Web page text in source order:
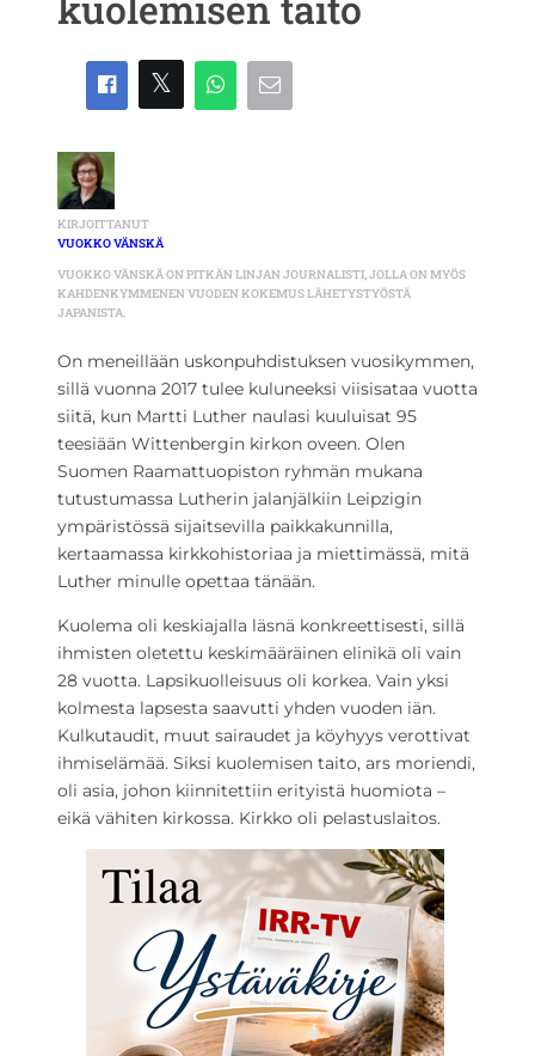
KIRJOITTANUT
VUOKKO VÄNSKÄ
VUOKKO VÄNSKÄ ON PITKÄN LINJAN JOURNALISTI, JOLLA ON MYÖS
KAHDENKYMMENEN VUODEN KOKEMUS LÄHETYSTYÖSTÄ
JAPANISTA.
On meneillään uskonpuhdistuksen vuosikymmen,
sillä vuonna 2017 tulee kuluneeksi viisisataa vuotta
siitä, kun Martti Luther naulasi kuuluisat 95
teesiään Wittenbergin kirkon oveen. Olen
Suomen Raamattuopiston ryhmän mukana
tutustumassa Lutherin jalanjälkiin Leipzigin
ympäristössä sijaitsevilla paikkakunnilla,
kertaamassa kirkkohistoriaa ja miettimässä, mitä
Luther minulle opettaa tänään.
Kuolema oli keskiajalla läsnä konkreettisesti, sillä
ihmisten oletettu keskimääräinen elinikä oli vain
28 vuotta. Lapsikuolleisuus oli korkea. Vain yksi
kolmesta lapsesta saavutti yhden vuoden iän.
Kulkutaudit, muut sairaudet ja köyhyys verottivat
ihmiselämää. Siksi kuolemisen taito, ars moriendi,
oli asia, johon kiinnitettiin erityistä huomiota –
eikä vähiten kirkossa. Kirkko oli pelastuslaitos.